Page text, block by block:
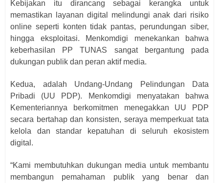
Kebijakan itu dirancang sebagai kerangka untuk
memastikan layanan digital melindungi anak dari risiko
online seperti konten tidak pantas, perundungan siber,
hingga eksploitasi. Menkomdigi menekankan bahwa
keberhasilan PP TUNAS sangat bergantung pada
dukungan publik dan peran aktif media.
Kedua, adalah Undang-Undang Pelindungan Data
Pribadi (UU PDP). Menkomdigi menyatakan bahwa
Kementeriannya berkomitmen menegakkan UU PDP
secara bertahap dan konsisten, seraya memperkuat tata
kelola dan standar kepatuhan di seluruh ekosistem
digital.
“Kami membutuhkan dukungan media untuk membantu
membangun pemahaman publik yang benar dan